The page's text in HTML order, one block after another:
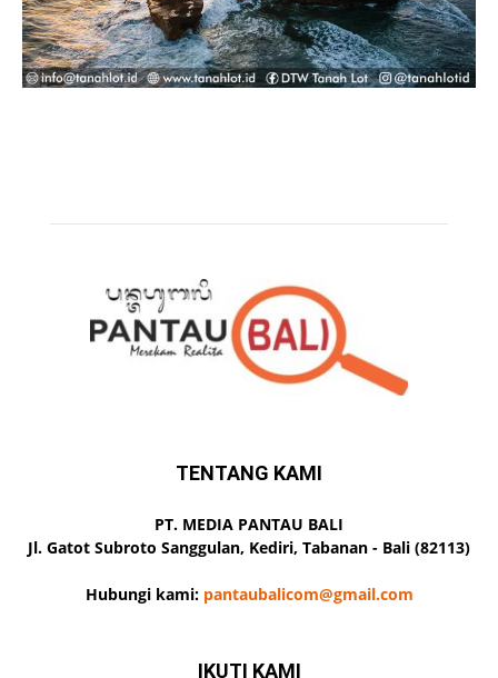
TENTANG KAMI
PT. MEDIA PANTAU BALI
Jl. Gatot Subroto Sanggulan, Kediri, Tabanan - Bali (82113)
Hubungi kami: pantaubalicom@gmail.com
IKUTI KAMI